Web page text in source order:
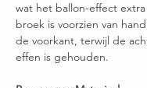
wat het ballon-effect
broek is voorzien van
de voorkant, terwijl de
effen is gehouden.